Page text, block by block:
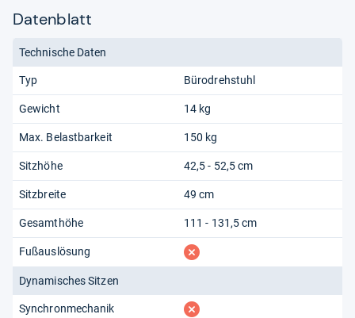
Datenblatt
Technische Daten
Typ Bürodrehstuhl
Gewicht 14 kg
Max. Belastbarkeit 150 kg
Sitzhöhe 42,5 - 52,5 cm
Sitzbreite 49 cm
Gesamthöhe 111 - 131,5 cm
Fußauslösung fehlt
Dynamisches Sitzen
Synchronmechanik fehlt